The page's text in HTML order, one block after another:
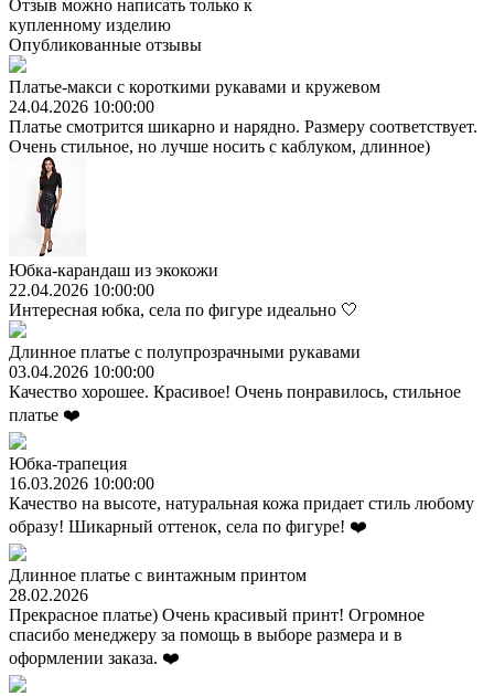
Отзыв можно написать только к
купленному изделию
Опубликованные отзывы
Платье-макси с короткими рукавами и кружевом
24.04.2026 10:00:00
Платье смотрится шикарно и нарядно. Размеру соответствует.
Очень стильное, но лучше носить с каблуком, длинное)
Юбка-карандаш из экокожи
22.04.2026 10:00:00
Интересная юбка, села по фигуре идеально 🤍
Длинное платье с полупрозрачными рукавами
03.04.2026 10:00:00
Качество хорошее. Красивое! Очень понравилось, стильное
платье ❤️
Юбка-трапеция
16.03.2026 10:00:00
Качество на высоте, натуральная кожа придает стиль любому
образу! Шикарный оттенок, села по фигуре! ❤️
Длинное платье с винтажным принтом
28.02.2026
Прекрасное платье) Очень красивый принт! Огромное
спасибо менеджеру за помощь в выборе размера и в
оформлении заказа. ❤️